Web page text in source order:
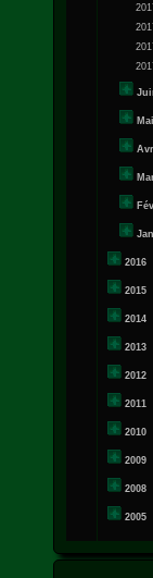
2016
2015
2014
2013
2012
2011
2010
2009
2008
2005